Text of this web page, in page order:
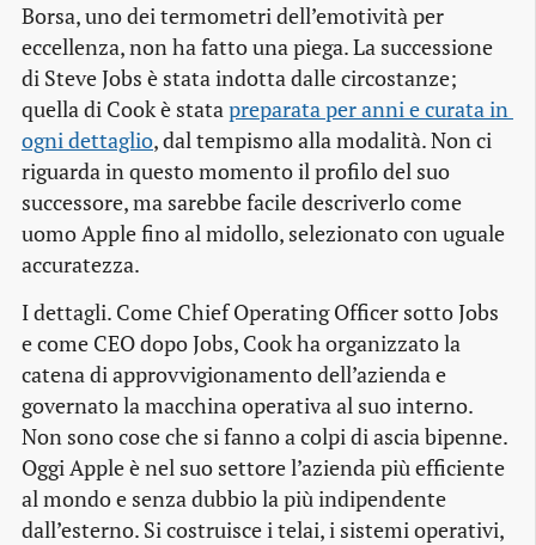
Borsa, uno dei termometri dell’emotività per
eccellenza, non ha fatto una piega. La successione
di Steve Jobs è stata indotta dalle circostanze;
quella di Cook è stata preparata per anni e curata in
ogni dettaglio, dal tempismo alla modalità. Non ci
riguarda in questo momento il profilo del suo
successore, ma sarebbe facile descriverlo come
uomo Apple fino al midollo, selezionato con uguale
accuratezza.
I dettagli. Come Chief Operating Officer sotto Jobs
e come CEO dopo Jobs, Cook ha organizzato la
catena di approvvigionamento dell’azienda e
governato la macchina operativa al suo interno.
Non sono cose che si fanno a colpi di ascia bipenne.
Oggi Apple è nel suo settore l’azienda più efficiente
al mondo e senza dubbio la più indipendente
dall’esterno. Si costruisce i telai, i sistemi operativi,